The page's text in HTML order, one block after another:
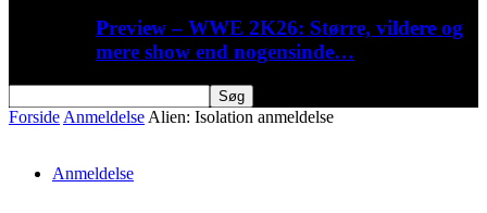
Preview – WWE 2K26: Større, vildere og
mere show end nogensinde…
Forside Anmeldelse Alien: Isolation anmeldelse
Anmeldelse